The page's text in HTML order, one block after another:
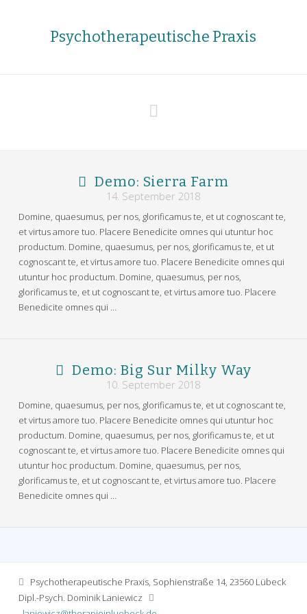
Psychotherapeutische Praxis
Demo: Sierra Farm
14. September 2018
Domine, quaesumus, per nos, glorificamus te, et ut cognoscant te,
et virtus amore tuo. Placere Benedicite omnes qui utuntur hoc
productum. Domine, quaesumus, per nos, glorificamus te, et ut
cognoscant te, et virtus amore tuo. Placere Benedicite omnes qui
utuntur hoc productum. Domine, quaesumus, per nos,
glorificamus te, et ut cognoscant te, et virtus amore tuo. Placere
Benedicite omnes qui …
Demo: Big Sur Milky Way
10. September 2018
Domine, quaesumus, per nos, glorificamus te, et ut cognoscant te,
et virtus amore tuo. Placere Benedicite omnes qui utuntur hoc
productum. Domine, quaesumus, per nos, glorificamus te, et ut
cognoscant te, et virtus amore tuo. Placere Benedicite omnes qui
utuntur hoc productum. Domine, quaesumus, per nos,
glorificamus te, et ut cognoscant te, et virtus amore tuo. Placere
Benedicite omnes qui …
Psychotherapeutische Praxis, Sophienstraße 14, 23560 Lübeck
Dipl.-Psych. Dominik Laniewicz